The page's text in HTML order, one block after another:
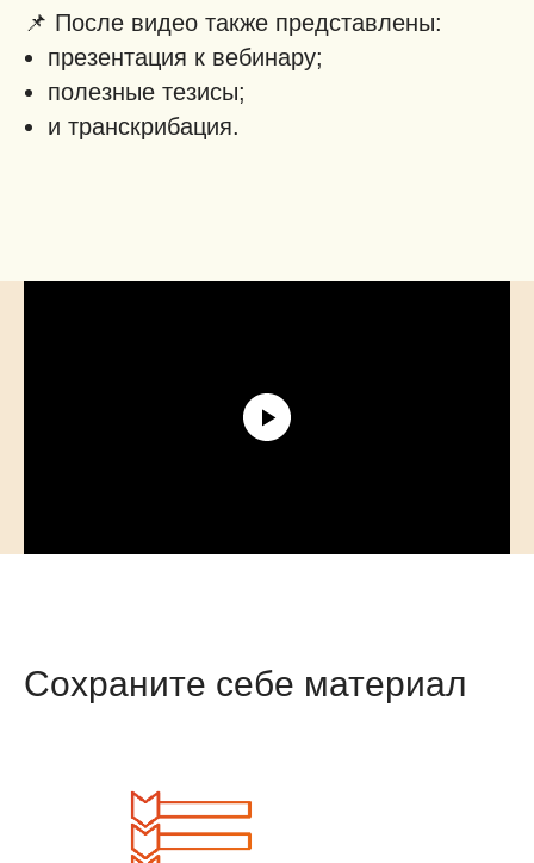
📌 После видео также представлены:
презентация к вебинару;
полезные тезисы;
и транскрибация.
Сохраните себе материал